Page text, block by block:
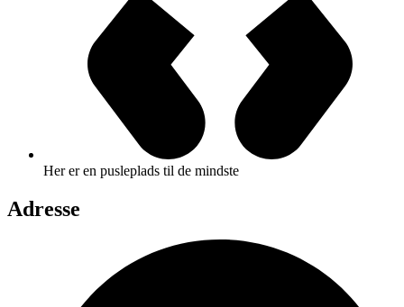
Her er en pusleplads til de mindste
Adresse